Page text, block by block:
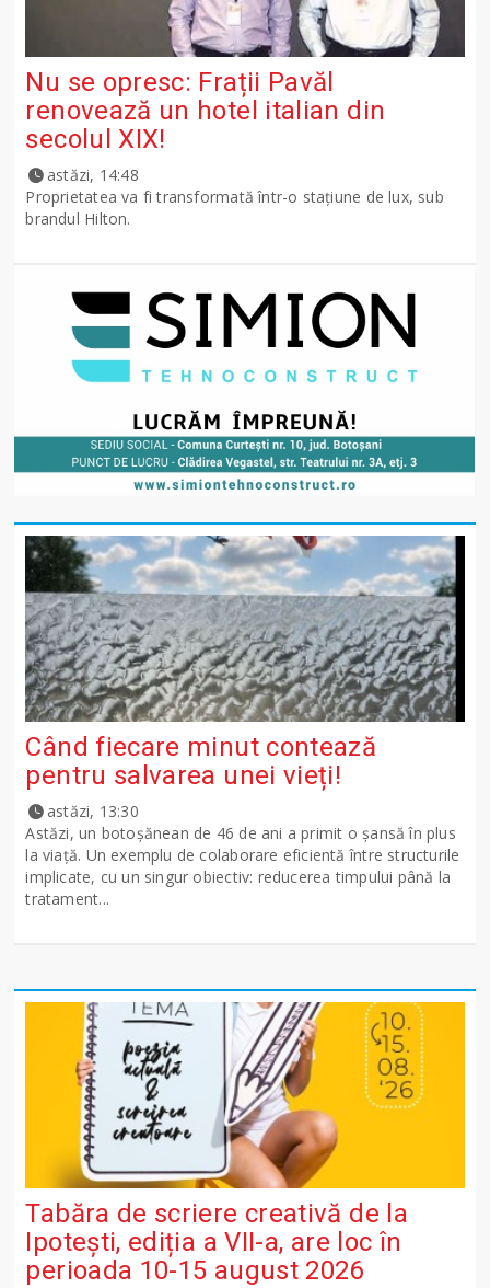
Nu se opresc: Frații Pavăl
renovează un hotel italian din
secolul XIX!
astăzi, 14:48
Proprietatea va fi transformată într-o stațiune de lux, sub
brandul Hilton.
Când fiecare minut contează
pentru salvarea unei vieți!
astăzi, 13:30
Astăzi, un botoșănean de 46 de ani a primit o șansă în plus
la viață. Un exemplu de colaborare eficientă între structurile
implicate, cu un singur obiectiv: reducerea timpului până la
tratament...
Tabăra de scriere creativă de la
Ipotești, ediția a VII-a, are loc în
perioada 10-15 august 2026